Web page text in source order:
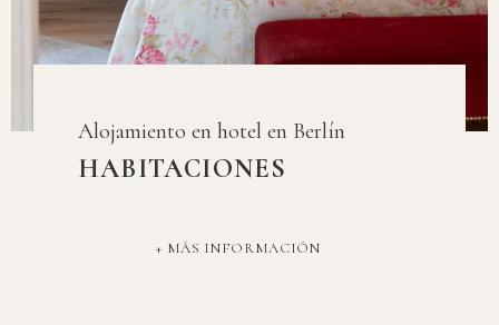
Alojamiento en hotel en Berlín
HABITACIONES
MÁS INFORMACIÓN